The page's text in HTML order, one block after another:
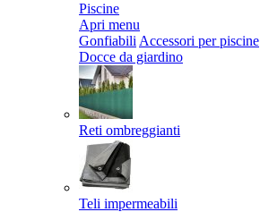
Piscine
Apri menu
Gonfiabili Accessori per piscine
Docce da giardino
Reti ombreggianti
Teli impermeabili